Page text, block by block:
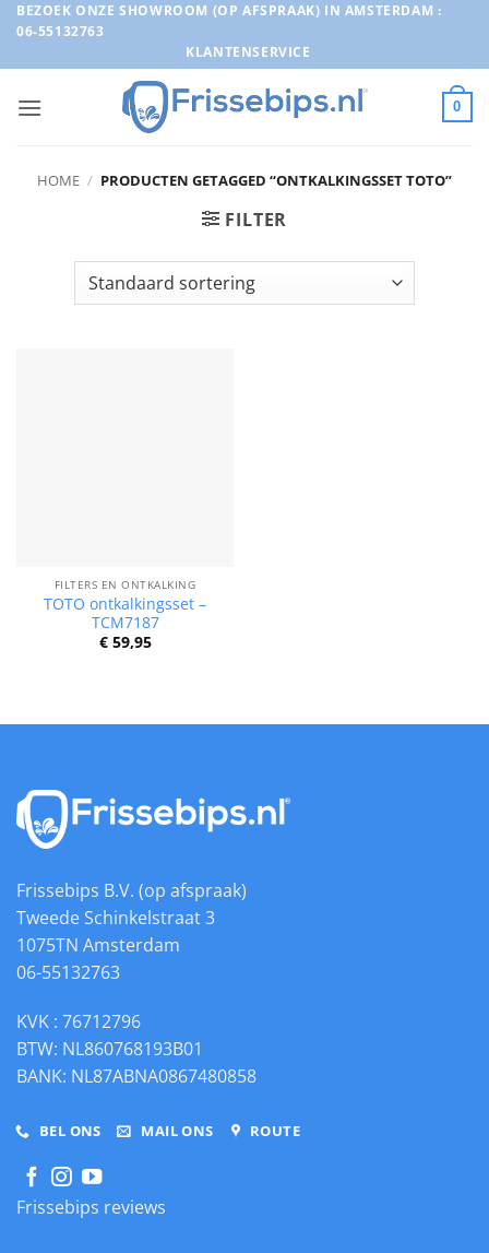
Ga
naar
inhoud
BEZOEK ONZE SHOWROOM (OP AFSPRAAK) IN AMSTERDAM :
06-55132763
KLANTENSERVICE
0
HOME / PRODUCTEN GETAGGED “ONTKALKINGSSET TOTO”
FILTER
FILTERS EN ONTKALKING
TOTO ontkalkingsset –
TCM7187
€59,95
Frissebips B.V. (op afspraak)
Tweede Schinkelstraat 3
1075TN Amsterdam
06-55132763
KVK : 76712796
BTW: NL860768193B01
BANK: NL87ABNA0867480858
BEL ONS MAIL ONS ROUTE
Frissebips reviews